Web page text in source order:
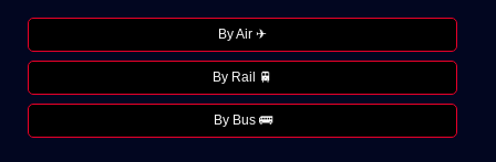
By Air ✈
By Rail 🚆
By Bus 🚌